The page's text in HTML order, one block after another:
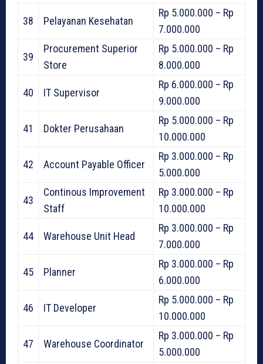
38 Pelayanan Kesehatan
Rp 5.000.000 – Rp
7.000.000
39
Procurement Superior
Store
Rp 5.000.000 – Rp
8.000.000
40 IT Supervisor
Rp 6.000.000 – Rp
9.000.000
41 Dokter Perusahaan
Rp 5.000.000 – Rp
10.000.000
42 Account Payable Officer
Rp 3.000.000 – Rp
5.000.000
43
Continous Improvement
Staff
Rp 3.000.000 – Rp
10.000.000
44 Warehouse Unit Head
Rp 3.000.000 – Rp
7.000.000
45 Planner
Rp 3.000.000 – Rp
6.000.000
46 IT Developer
Rp 5.000.000 – Rp
10.000.000
47 Warehouse Coordinator
Rp 3.000.000 – Rp
5.000.000